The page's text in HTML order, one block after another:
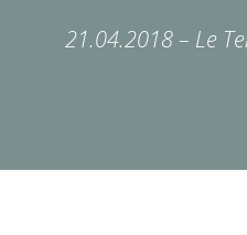
21.04.2018 – Le